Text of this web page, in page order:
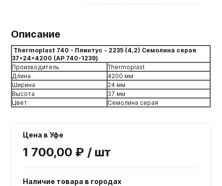
Описание
Thermoplast 740 - Плинтус - 2235 (4,2) Семолина серая
37*24*4200 (AP 740-1239)
Производитель
Thermoplast
Длина
4200 мм
Ширина
24 мм
Высота
37 мм
Цвет
Семолина серая
Цена в Уфе
1 700,00 ₽ / шт
Наличие товара в городах